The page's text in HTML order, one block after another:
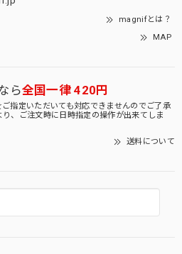
magnifとは？
MAP
ら全国一律 420円
指定いただいても対応できませんのでご了承
、ご注文時に日時指定の操作が出来てしま
送料について